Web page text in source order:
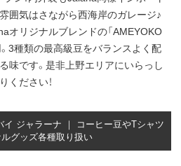
囲気はさながら西海岸のガレージ♪
オリジナルブレンドの「AMEYOKO
3種類の最高級豆をバランスよく配
味です。是非上野エリアにいらっし
ください！
ジャラーナ ｜ コーヒー豆やTシャツ
グッズ各種取り扱い